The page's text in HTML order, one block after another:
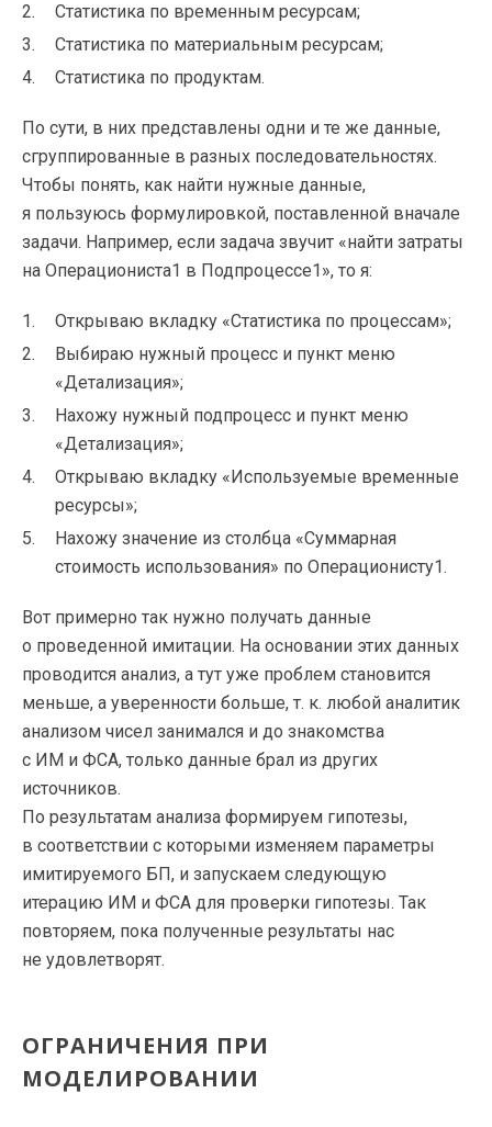
Статистика по временным ресурсам;
Статистика по материальным ресурсам;
Статистика по продуктам.
По сути, в них представлены одни и те же данные,
сгруппированные в разных последовательностях.
Чтобы понять, как найти нужные данные,
я пользуюсь формулировкой, поставленной вначале
задачи. Например, если задача звучит «найти затраты
на Операциониста1 в Подпроцессе1», то я:
Открываю вкладку «Статистика по процессам»;
Выбираю нужный процесс и пункт меню
«Детализация»;
Нахожу нужный подпроцесс и пункт меню
«Детализация»;
Открываю вкладку «Используемые временные
ресурсы»;
Нахожу значение из столбца «Суммарная
стоимость использования» по Операционисту1.
Вот примерно так нужно получать данные
о проведенной имитации. На основании этих данных
проводится анализ, а тут уже проблем становится
меньше, а уверенности больше, т. к. любой аналитик
анализом чисел занимался и до знакомства
с ИМ и ФСА, только данные брал из других
источников.
По результатам анализа формируем гипотезы,
в соответствии с которыми изменяем параметры
имитируемого БП, и запускаем следующую
итерацию ИМ и ФСА для проверки гипотезы. Так
повторяем, пока полученные результаты нас
не удовлетворят.
ОГРАНИЧЕНИЯ ПРИ
МОДЕЛИРОВАНИИ